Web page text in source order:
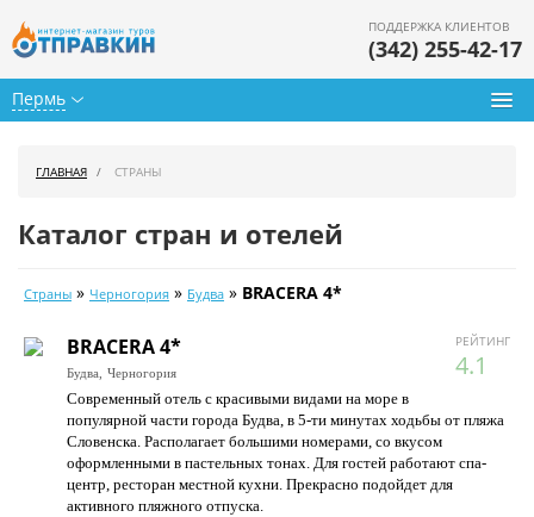
Пермь
ПОДДЕРЖКА КЛИЕНТОВ
(342) 255-42-17
Календарь туров
Цены дня
Страны
Как купить
О нас
ГЛАВНАЯ СТРАНЫ
Каталог стран и отелей
Страны » Черногория » Будва » BRACERA 4*
РЕЙТИНГ
4.1
BRACERA 4*
Будва, Черногория
Современный отель с красивыми видами на море в
популярной части города Будва, в 5-ти минутах ходьбы от пляжа
Словенска. Располагает большими номерами, со вкусом
оформленными в пастельных тонах. Для гостей работают спа-
центр, ресторан местной кухни. Прекрасно подойдет для
активного пляжного отпуска.